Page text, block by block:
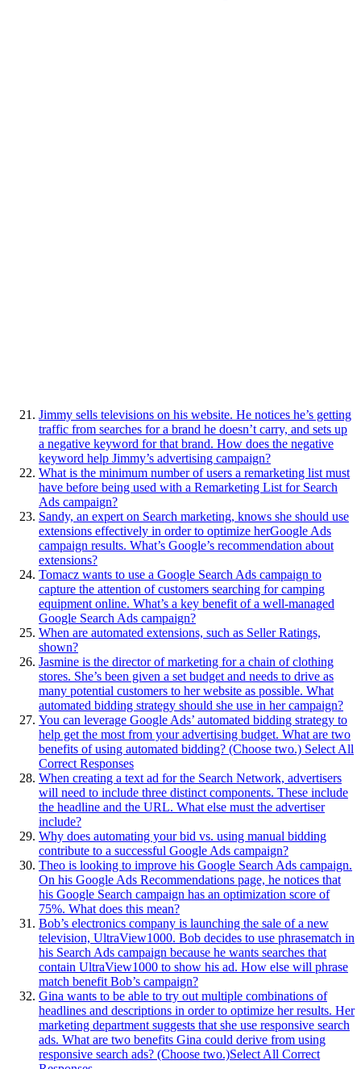
Jimmy sells televisions on his website. He notices he’s getting
traffic from searches for a brand he doesn’t carry, and sets up
a negative keyword for that brand. How does the negative
keyword help Jimmy’s advertising campaign?
What is the minimum number of users a remarketing list must
have before being used with a Remarketing List for Search
Ads campaign?
Sandy, an expert on Search marketing, knows she should use
extensions effectively in order to optimize herGoogle Ads
campaign results. What’s Google’s recommendation about
extensions?
Tomacz wants to use a Google Search Ads campaign to
capture the attention of customers searching for camping
equipment online. What’s a key benefit of a well-managed
Google Search Ads campaign?
When are automated extensions, such as Seller Ratings,
shown?
Jasmine is the director of marketing for a chain of clothing
stores. She’s been given a set budget and needs to drive as
many potential customers to her website as possible. What
automated bidding strategy should she use in her campaign?
You can leverage Google Ads’ automated bidding strategy to
help get the most from your advertising budget. What are two
benefits of using automated bidding? (Choose two.) Select All
Correct Responses
When creating a text ad for the Search Network, advertisers
will need to include three distinct components. These include
the headline and the URL. What else must the advertiser
include?
Why does automating your bid vs. using manual bidding
contribute to a successful Google Ads campaign?
Theo is looking to improve his Google Search Ads campaign.
On his Google Ads Recommendations page, he notices that
his Google Search campaign has an optimization score of
75%. What does this mean?
Bob’s electronics company is launching the sale of a new
television, UltraView1000. Bob decides to use phrasematch in
his Search Ads campaign because he wants searches that
contain UltraView1000 to show his ad. How else will phrase
match benefit Bob’s campaign?
Gina wants to be able to try out multiple combinations of
headlines and descriptions in order to optimize her results. Her
marketing department suggests that she use responsive search
ads. What are two benefits Gina could derive from using
responsive search ads? (Choose two.)Select All Correct